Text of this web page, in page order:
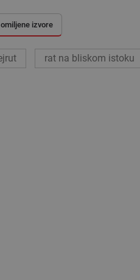
izvore
rat na bliskom istoku